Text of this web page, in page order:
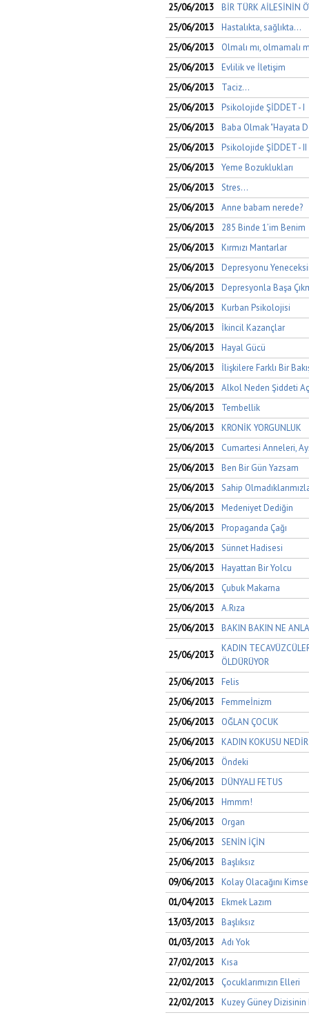
25/06/2013
BİR TÜRK AİLESİNİN
25/06/2013
Hastalıkta, sağlıkta…
25/06/2013
Olmalı mı, olmamalı
25/06/2013
Evlilik ve İletişim
25/06/2013
Taciz...
25/06/2013
Psikolojide ŞİDDET - I
25/06/2013
Baba Olmak "Hayata
25/06/2013
Psikolojide ŞİDDET - II
25/06/2013
Yeme Bozuklukları
25/06/2013
Stres...
25/06/2013
Anne babam nerede?
25/06/2013
285 Binde 1’im Benim
25/06/2013
Kırmızı Mantarlar
25/06/2013
Depresyonu
25/06/2013
Depresyonla Başa
25/06/2013
Kurban Psikolojisi
25/06/2013
İkincil Kazançlar
25/06/2013
Hayal Gücü
25/06/2013
İlişkilere Farklı Bir
25/06/2013
Alkol Neden Şiddeti
25/06/2013
Tembellik
25/06/2013
KRONİK YORGUNLUK
25/06/2013
Cumartesi Anneleri,
25/06/2013
Ben Bir Gün Yazsam
25/06/2013
Sahip
25/06/2013
Medeniyet Dediğin
25/06/2013
Propaganda Çağı
25/06/2013
Sünnet Hadisesi
25/06/2013
Hayattan Bir Yolcu
25/06/2013
Çubuk Makarna
25/06/2013
A.Rıza
25/06/2013
BAKIN BAKIN NE
25/06/2013
KADIN
ÖLDÜRÜYOR
25/06/2013
Felis
25/06/2013
Femmeİnizm
25/06/2013
OĞLAN ÇOCUK
25/06/2013
KADIN KOKUSU
25/06/2013
Öndeki
25/06/2013
DÜNYALI FETUS
25/06/2013
Hmmm!
25/06/2013
Organ
25/06/2013
SENİN İÇİN
25/06/2013
Başlıksız
09/06/2013
Kolay Olacağını
01/04/2013
Ekmek Lazım
13/03/2013
Başlıksız
01/03/2013
Adı Yok
27/02/2013
Kısa
22/02/2013
Çocuklarımızın Elleri
22/02/2013
Kuzey Güney Dizisinin